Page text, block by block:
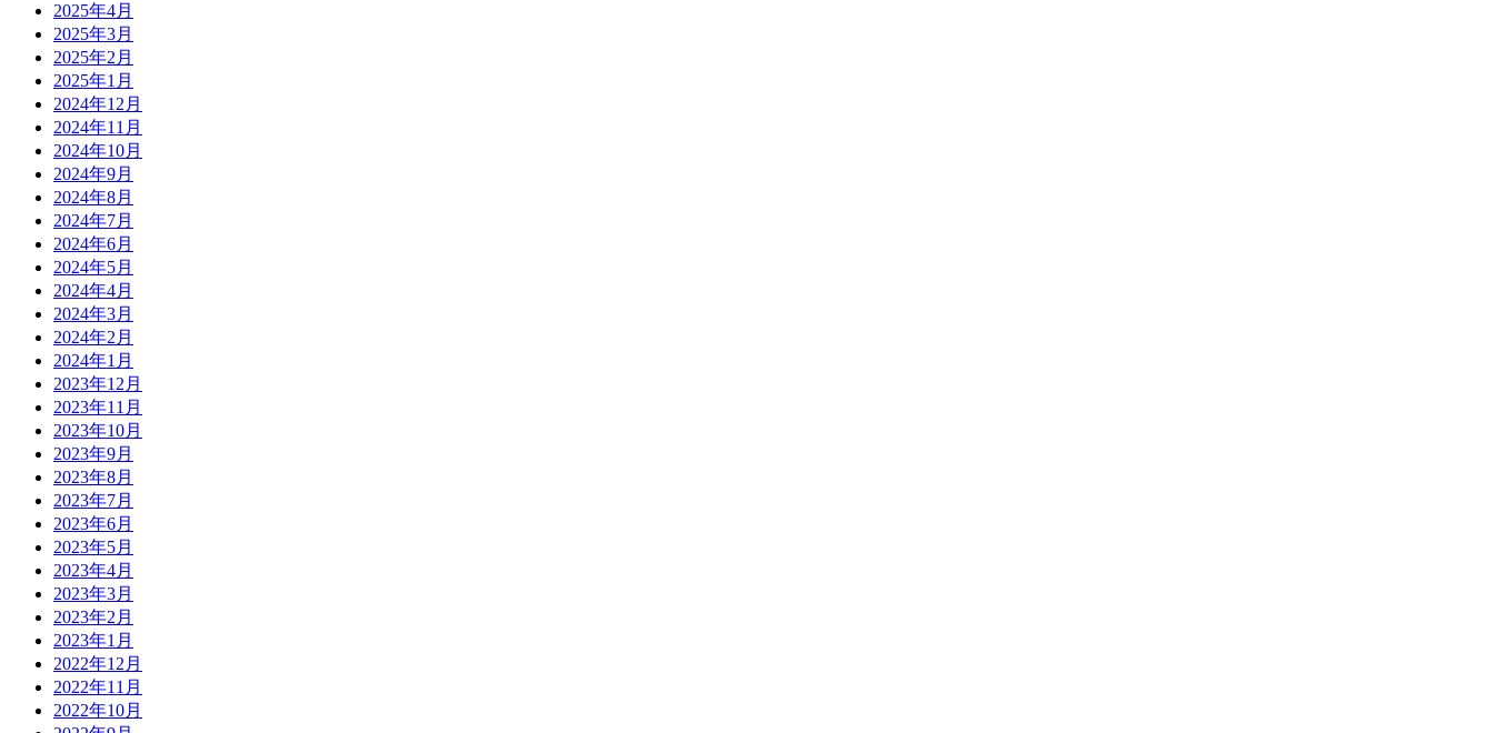
2025年4月
2025年3月
2025年2月
2025年1月
2024年12月
2024年11月
2024年10月
2024年9月
2024年8月
2024年7月
2024年6月
2024年5月
2024年4月
2024年3月
2024年2月
2024年1月
2023年12月
2023年11月
2023年10月
2023年9月
2023年8月
2023年7月
2023年6月
2023年5月
2023年4月
2023年3月
2023年2月
2023年1月
2022年12月
2022年11月
2022年10月